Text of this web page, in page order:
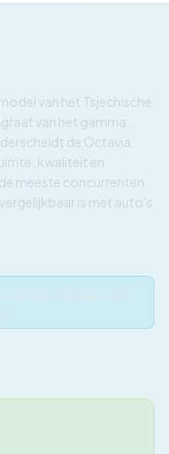
van het Tsjechische
van het gamma.
de Octavia
kwaliteit en
meeste concurrenten
is met auto's